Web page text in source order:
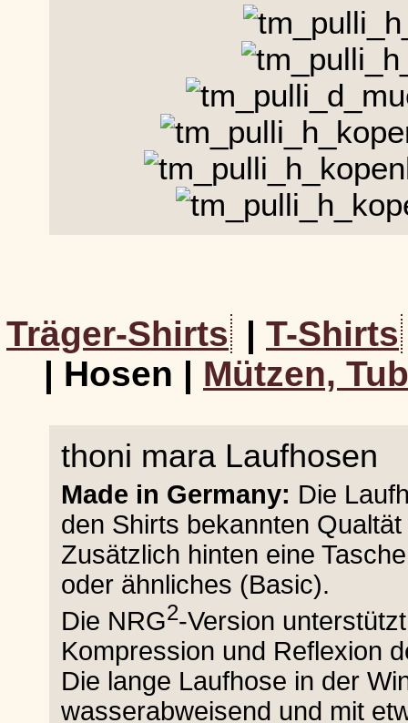
Träger-Shirts | T-Shirts
| Hosen | Mützen,
thoni mara Laufhosen
Made in Germany: Die
den Shirts bekannten
Zusätzlich hinten eine
oder ähnliches (Basic).
Die NRG2-Version
Kompression und Reflexion
Die lange Laufhose in der
wasserabweisend und mit